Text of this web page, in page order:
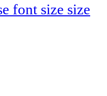
font size